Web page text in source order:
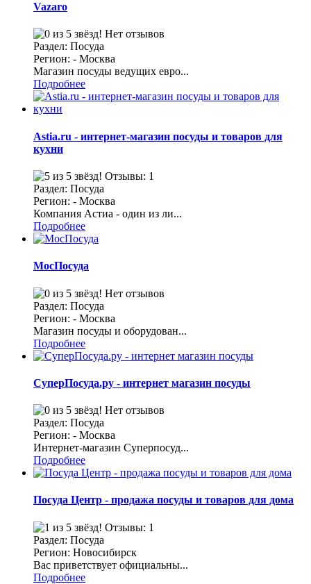
Vazaro
Нет отзывов
Раздел: Посуда
Регион: - Москва
Магазин посуды ведущих евро...
Подробнее
Astia.ru - интернет-магазин посуды и товаров для
кухни
Отзывы: 1
Раздел: Посуда
Регион: - Москва
Компания Астиа - один из ли...
Подробнее
МосПосуда
Нет отзывов
Раздел: Посуда
Регион: - Москва
Магазин посуды и оборудован...
Подробнее
СуперПосуда.ру - интернет магазин посуды
Нет отзывов
Раздел: Посуда
Регион: - Москва
Интернет-магазин Суперпосуд...
Подробнее
Посуда Центр - продажа посуды и товаров для дома
Отзывы: 1
Раздел: Посуда
Регион: Новосибирск
Вас приветствует официальны...
Подробнее